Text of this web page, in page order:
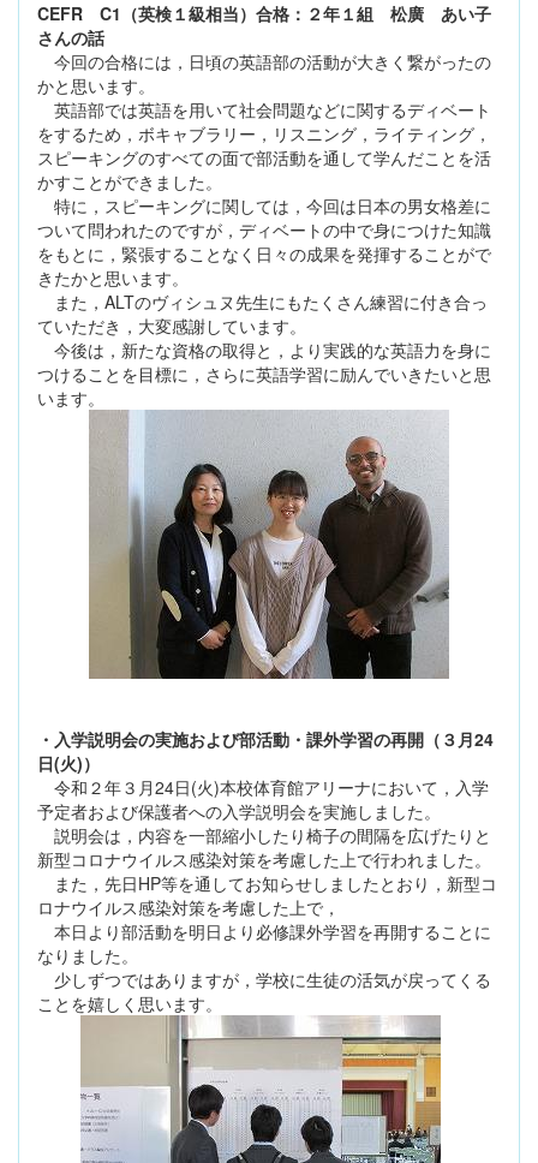
CEFR C1（英検１級相当）合格：２年１組 松廣 あい子
さんの話
今回の合格には，日頃の英語部の活動が大きく繋がったの
かと思います。
英語部では英語を用いて社会問題などに関するディベート
をするため，ボキャブラリー，リスニング，ライティング，
スピーキングのすべての面で部活動を通して学んだことを活
かすことができました。
特に，スピーキングに関しては，今回は日本の男女格差に
ついて問われたのですが，ディベートの中で身につけた知識
をもとに，緊張することなく日々の成果を発揮することがで
きたかと思います。
また，ALTのヴィシュヌ先生にもたくさん練習に付き合っ
ていただき，大変感謝しています。
今後は，新たな資格の取得と，より実践的な英語力を身に
つけることを目標に，さらに英語学習に励んでいきたいと思
います。
・入学説明会の実施および部活動・課外学習の再開（３月24
日(火)）
令和２年３月24日(火)本校体育館アリーナにおいて，入学
予定者および保護者への入学説明会を実施しました。
説明会は，内容を一部縮小したり椅子の間隔を広げたりと
新型コロナウイルス感染対策を考慮した上で行われました。
また，先日HP等を通してお知らせしましたとおり，新型コ
ロナウイルス感染対策を考慮した上で，
本日より部活動を明日より必修課外学習を再開することに
なりました。
少しずつではありますが，学校に生徒の活気が戻ってくる
ことを嬉しく思います。